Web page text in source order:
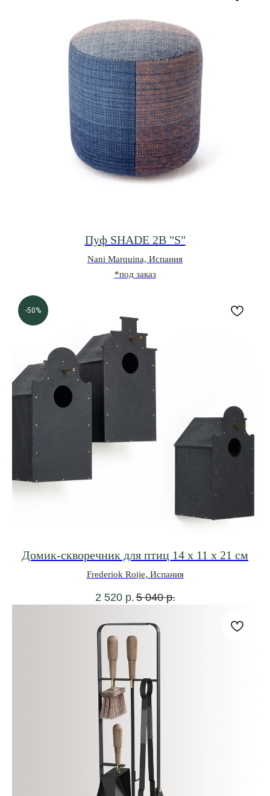
Пуф SHADE 2B "S"
Nani Marquina, Испания
*под заказ
-50%
Домик-скворечник для птиц 14 x 11 x 21 см
Frederiok Roije, Испания
2 520 р.5 040 р.